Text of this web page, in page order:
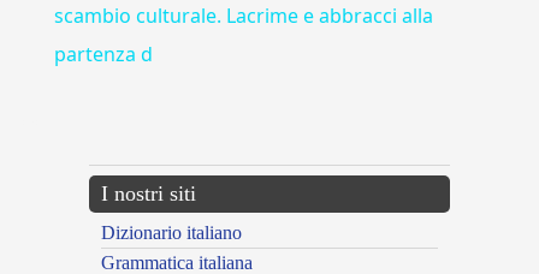
scambio culturale. Lacrime e abbracci alla
partenza d
I nostri siti
Dizionario italiano
Grammatica italiana